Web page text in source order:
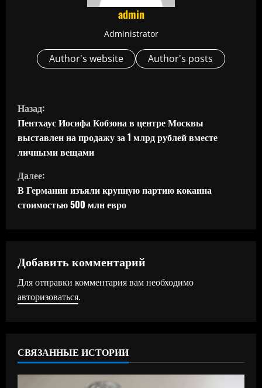
admin
Administrator
Author's website Author's posts
П
р
о
д
о
и
т
ч
т
Назад:
Пентхаус Иосифа Кобзона в центре Москвы
выставлен на продажу за 1 млрд рублей вместе
личными вещами
Далее:
В Германии изъяли крупную партию кокаина
стоимостью 500 млн евро
Добавить комментарий
Для отправки комментария вам необходимо
авторизоваться.
СВЯЗАННЫЕ ИСТОРИИ